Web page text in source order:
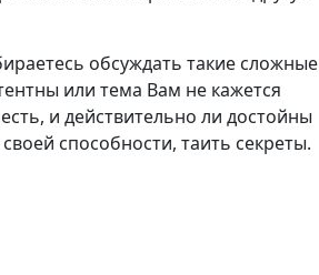
обсуждать такие сложные
или тема Вам не кажется
и действительно ли достойны
способности, таить секреты.